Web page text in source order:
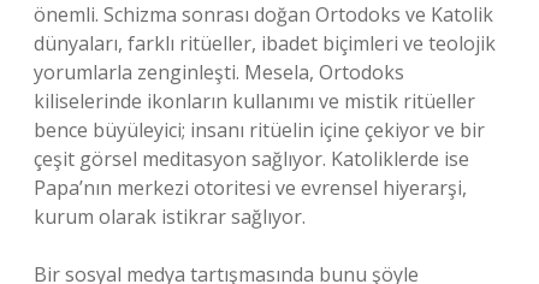
önemli. Schizma sonrası doğan Ortodoks ve Katolik
dünyaları, farklı ritüeller, ibadet biçimleri ve teolojik
yorumlarla zenginleşti. Mesela, Ortodoks
kiliselerinde ikonların kullanımı ve mistik ritüeller
bence büyüleyici; insanı ritüelin içine çekiyor ve bir
çeşit görsel meditasyon sağlıyor. Katoliklerde ise
Papa’nın merkezi otoritesi ve evrensel hiyerarşi,
kurum olarak istikrar sağlıyor.
Bir sosyal medya tartışmasında bunu şöyle